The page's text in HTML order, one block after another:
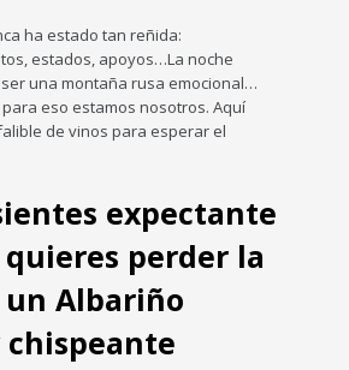
ha estado tan reñida:
estados, apoyos…La noche
una montaña rusa emocional…
eso estamos nosotros. Aquí
de vinos para esperar el
expectante
perder la
Albariño
chispeante